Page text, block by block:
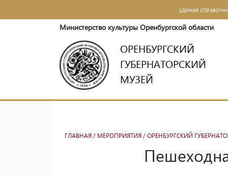
ЕДИНАЯ
Министерство культуры Оренбургской области
ОРЕНБУРГСКИЙ
ГУБЕРНАТОРСКИЙ
МУЗЕЙ
ГЛАВНАЯ / МЕРОПРИЯТИЯ / ОРЕНБУРГСКИЙ